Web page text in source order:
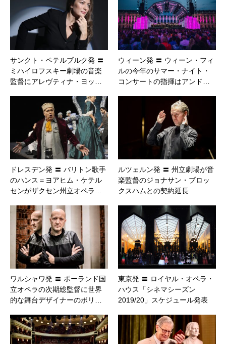
サンクト・ペテルブルク発 〓
ミハイロフスキー劇場の音楽
監督にアレヴティナ・ヨッ…
ウィーン発 〓 ウィーン・フィ
ルの今年のサマー・ナイト・
コンサートの指揮はアンド…
ドレスデン発 〓 バリトン歌手
のハンス＝ヨアヒム・ケテル
センがザクセン州立オペラ…
ルツェルン発 〓 州立劇場が音
楽監督のジョナサン・ブロッ
クスハムとの契約延長
ワルシャワ発 〓 ポーランド国
立オペラの次期総監督に世界
的な舞台デザイナーのボリ…
東京発 〓 ロイヤル・オペラ・
ハウス「シネマシーズン
2019/20」スケジュール発表